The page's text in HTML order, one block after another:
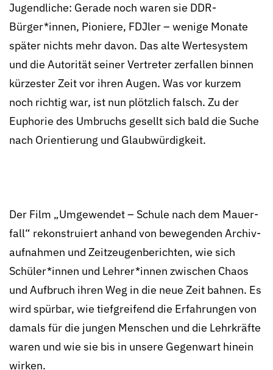
Jugendliche: Gerade noch waren sie DDR-
Bürger*innen, Pioniere, FDJler – wenige Monate
später nichts mehr davon. Das alte Werte­system
und die Autorität seiner Vertreter zerfallen binnen
kürzester Zeit vor ihren Augen. Was vor kurzem
noch richtig war, ist nun plötzlich falsch. Zu der
Euphorie des Umbruchs gesellt sich bald die Suche
nach Orientierung und Glaub­würdigkeit.
Der Film „Umgewendet – Schule nach dem Mauer­
fall“ rekonstruiert anhand von bewegenden Archiv­
aufnahmen und Zeit­zeugen­berichten, wie sich
Schüler*innen und Lehrer*innen zwischen Chaos
und Auf­bruch ihren Weg in die neue Zeit bahnen. Es
wird spürbar, wie tief­greifend die Erfahrungen von
damals für die jungen Menschen und die Lehr­kräfte
waren und wie sie bis in unsere Gegenwart hinein
wirken.